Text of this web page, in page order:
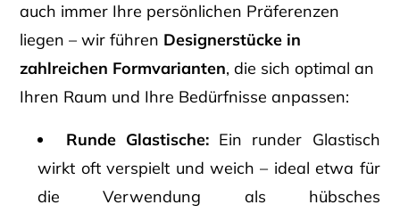
auch immer Ihre persönlichen Präferenzen
liegen – wir führen Designerstücke in
zahlreichen Formvarianten, die sich optimal an
Ihren Raum und Ihre Bedürfnisse anpassen:
Runde Glastische:Ein runder Glastisch
wirkt oft verspielt und weich – ideal etwa für
die Verwendung als hübsches